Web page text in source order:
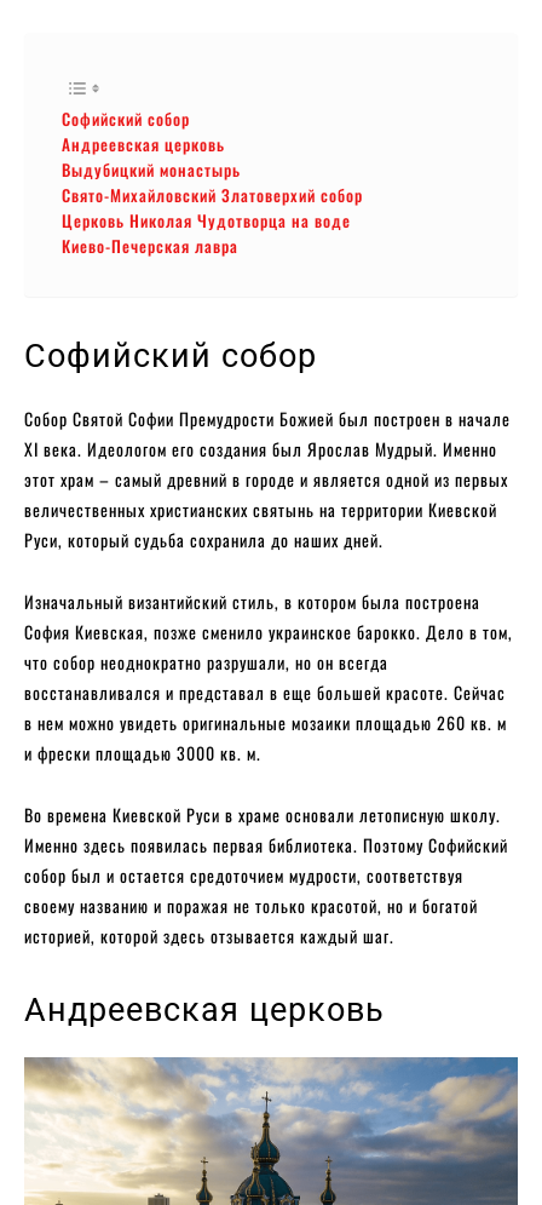
Софийский собор
Андреевская церковь
Выдубицкий монастырь
Свято-Михайловский Златоверхий собор
Церковь Николая Чудотворца на воде
Киево-Печерская лавра
Софийский собор
Собор Святой Софии Премудрости Божией был построен в начале
XI века. Идеологом его создания был Ярослав Мудрый. Именно
этот храм – самый древний в городе и является одной из первых
величественных христианских святынь на территории Киевской
Руси, который судьба сохранила до наших дней.
Изначальный византийский стиль, в котором была построена
София Киевская, позже сменило украинское барокко. Дело в том,
что собор неоднократно разрушали, но он всегда
восстанавливался и представал в еще большей красоте. Сейчас
в нем можно увидеть оригинальные мозаики площадью 260 кв. м
и фрески площадью 3000 кв. м.
Во времена Киевской Руси в храме основали летописную школу.
Именно здесь появилась первая библиотека. Поэтому Софийский
собор был и остается средоточием мудрости, соответствуя
своему названию и поражая не только красотой, но и богатой
историей, которой здесь отзывается каждый шаг.
Андреевская церковь